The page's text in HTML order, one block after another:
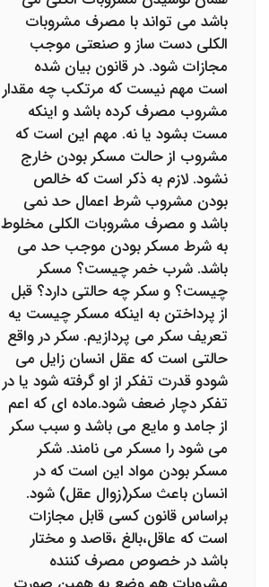
باشد می تواند با مصرف مشروبات
الکلی دست ساز و صنعتی موجب
مجازات شود. در قانون بیان شده
است مهم نیست که مرتکب چه مقدار
مشروب مصرف کرده باشد و اینکه
مست بشود یا نه. مهم این است که
مشروب از حالت مسکر بودن خارج
نشود. لازم به ذکر است که خالص
بودن مشروب شرط اعمال حد نمی
باشد و مصرف مشروبات الکلی مخلوط
به شرط مسکر بودن موجب حد می
باشد. شرب خمر چیست؟ مسکر
چیست؟ و سکر چه حالتی دارد؟ قبل
از پرداختن به اینکه مسکر چیست یه
تعریف سکر می پردازیم. سکر در واقع
حالتی است که عقل انسان زایل می
شودو قدرت تفکر از او گرفته شود یا در
تفکر دچار ضعف شود.ماده ای که اعم
از جامد و مایع می باشد و سبب سکر
می شود را مسکر می نامند. شکر
مسکر بودن مواد این است که در
انسان باعث سکر(زوال عقل) شود.
براساس قانون کسی قابل مجازات
است که عاقل،بالغ ،قاصد و مختار
باشد در خصوص مصرف کننده